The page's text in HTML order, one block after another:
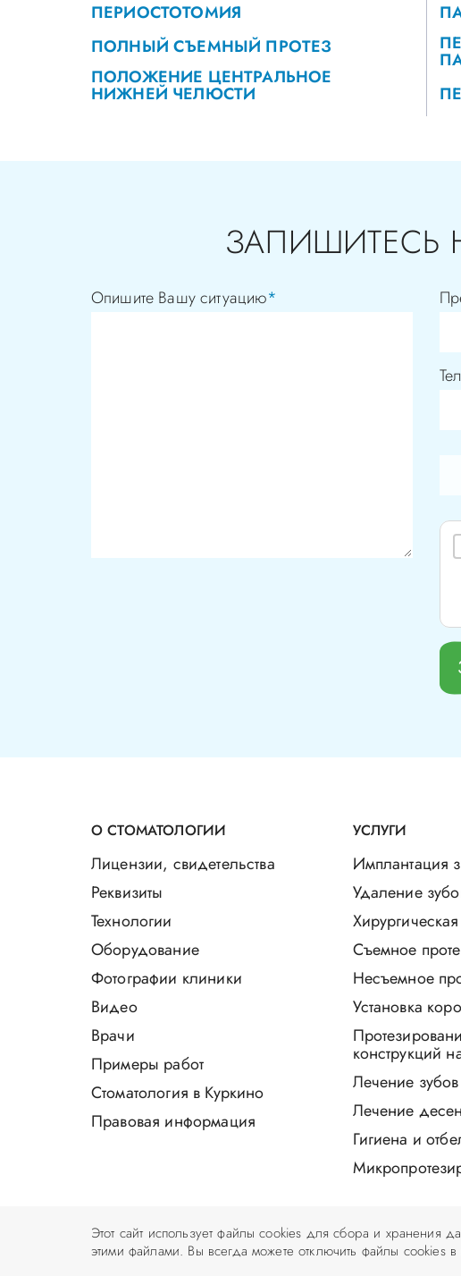
ПЕРИОСТОТОМИЯ
ПОЛНЫЙ СЪЕМНЫЙ ПРОТЕЗ
ПОЛОЖЕНИЕ ЦЕНТРАЛЬНОЕ
НИЖНЕЙ ЧЕЛЮСТИ
ЗАПИШИТЕСЬ
Опишите Вашу ситуацию*
О СТОМАТОЛОГИИ
Лицензии, свидетельства
Реквизиты
Технологии
Оборудование
Фотографии клиники
Видео
Врачи
Примеры работ
Стоматология в Куркино
Правовая информация
УСЛУГИ
Имплантация
Удаление
Съемное
Несъемное
Установка
конструкций
Лечение зубов
Лечение десен
Гигиена и
Этот сайт использует файлы cookies для сбора и хранения
этими файлами. Вы всегда можете отключить файлы cookies